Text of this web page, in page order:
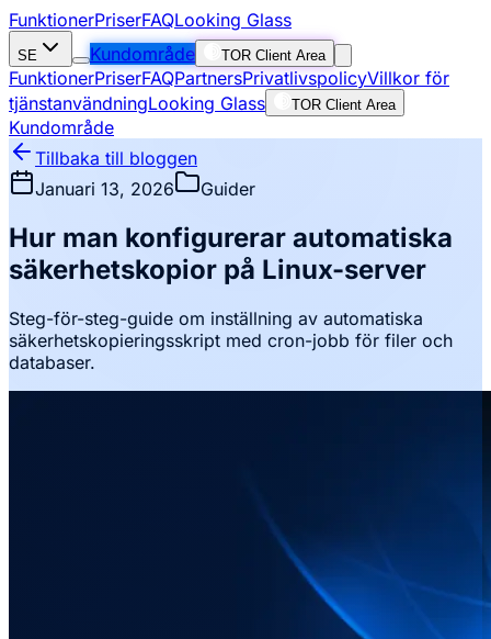
FunktionerPriserFAQLooking Glass
SE Kundområde TOR Client Area
FunktionerPriserFAQPartnersPrivatlivspolicyVillkor för
tjänstanvändningLooking Glass TOR Client Area
Kundområde
Tillbaka till bloggen
Januari 13, 2026
Guider
Hur man konfigurerar automatiska
säkerhetskopior på Linux-server
Steg-för-steg-guide om inställning av automatiska
säkerhetskopieringsskript med cron-jobb för filer och
databaser.